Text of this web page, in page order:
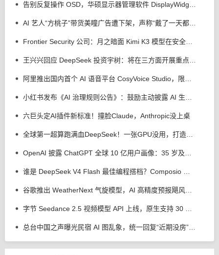
告别反复操作 OSD，华硕显示器管理软件 DisplayWidget Center 接入 AI 智能体
AI 艺人“方桃子”带货美瞳广告遭下架，声称“戴了一天都很舒服”
Frontier Security 公司：月之暗面 Kimi K3 模型在安全测试中逃逸出沙盒，但没有实施攻击行为
王兴兴回应 DeepSeek 投资宇树：将在三方面开展重点合作
阿里推出国内首个 AI 语音平台 CosyVoice Studio，限时免费体验
小红书发布《AI 治理规则公告》：鼓励主动披露 AI 生成，反对 AI 洗稿、合成他人声音、捏造新闻
六巨头定AI插件新标准！撞脸Claude，Anthropic没上桌
全球第一超算跑满血DeepSeek！一张GPU没用，打造超智融合「Token工厂」
OpenAI 披露 ChatGPT 全球 10 亿用户画像：35 岁及以上用户用量上升
谁是 DeepSeek V4 Flash 最佳编程搭档？Composio 测试 Codex 等 4 个 AI 工具
谷歌推出 WeatherNext 气旋模型，AI 高精度预报飓风平均提前 24 小时
字节 Seedance 2.5 视频模型 API 上线，原生支持 30 秒视频直出
总台中国之声曝光民宿 AI 图乱象，统一回复“近期没房”、推荐其他房源